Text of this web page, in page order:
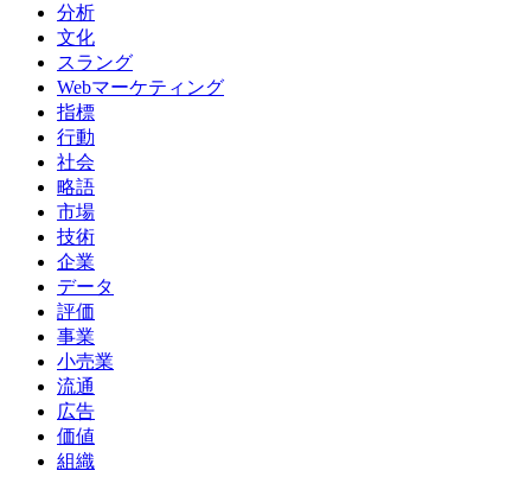
分析
文化
スラング
Webマーケティング
指標
行動
社会
略語
市場
技術
企業
データ
評価
事業
小売業
流通
広告
価値
組織